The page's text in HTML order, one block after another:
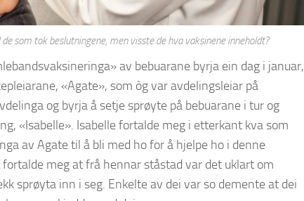
som tok beslutningene, men visste de hva vaksinene inneholdt?
av bebuarane byrja ein dag i januar,
«Agate», som òg var avdelingsleiar på
og byrja å setje sprøyte på bebuarane i tur og
«Isabelle». Isabelle fortalde meg i etterkant kva som
av Agate til å bli med ho for å hjelpe ho i denne
meg at frå hennar ståstad var det uklart om
sprøyta inn i seg. Enkelte av dei var so demente at dei